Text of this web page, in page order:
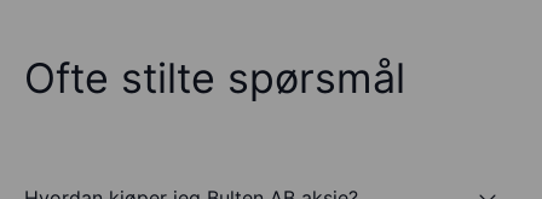
Ofte stilte spørsmål